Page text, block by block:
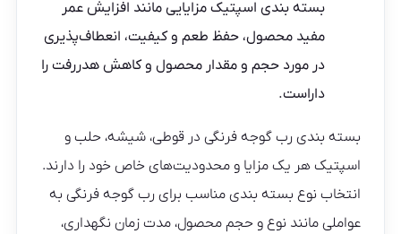
بسته بندی اسپتیک مزایایی مانند افزایش عمر
مفید محصول، حفظ طعم و کیفیت، انعطاف‌پذیری
در مورد حجم و مقدار محصول و کاهش هدررفت را
داراست.
بسته بندی رب گوجه فرنگی در قوطی، شیشه، حلب و
اسپتیک هر یک مزایا و محدودیت‌های خاص خود را دارند.
انتخاب نوع بسته بندی مناسب برای رب گوجه فرنگی به
عواملی مانند نوع و حجم محصول، مدت زمان نگهداری،